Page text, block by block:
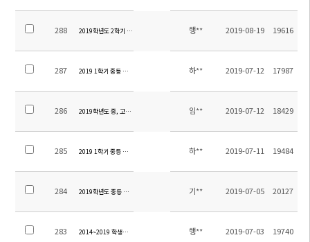
288 2019학년도 2학기 스쿨버스 운영 변경 안내 및 탑승명단 공개（2019.08.19기준)
행** 2019-08-19 19616
287 2019 1학기 중등 현장체험학습 만족도 조사 결과 안내
하** 2019-07-12 17987
286 2019학년도 중, 고등부 2학기 영어 레벨 및 교재안내
임** 2019-07-12 18429
285 2019 1학기 중등 현장체험학습 정산안내 하** 2019-07-11 19484
284 2019학년도 중등 교과서 목록 기** 2019-07-05 20127
283 2014~2019 학생수통계자료 공개 행** 2019-07-03 19740